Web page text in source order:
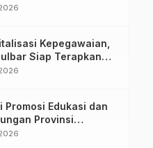
Kepegawaian,
Siap Terapkan
ASN
Promosi Edukasi dan
Provinsi
Perkuat Kolaborasi